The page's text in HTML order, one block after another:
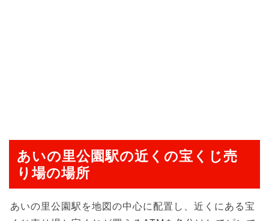
あいの里公園駅の近くの宝くじ売
り場の場所
あいの里公園駅を地図の中心に配置し、近くにある宝